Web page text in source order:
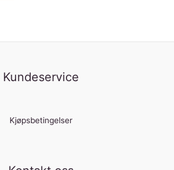
Kundeservice
Kjøpsbetingelser